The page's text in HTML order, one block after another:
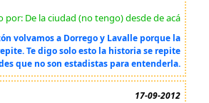
por: De la ciudad (no tengo) desde de acá
volvamos a Dorrego y Lavalle porque la
Te digo solo esto la historia se repite
que no son estadistas para entenderla.
17-09-2012